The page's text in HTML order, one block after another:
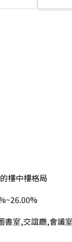
樓中樓格局
書室,交誼廳,會議室